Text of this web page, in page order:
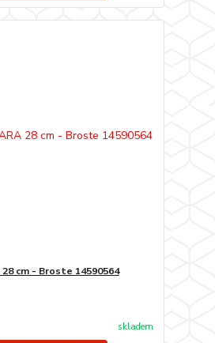
28 cm - Broste 14590564
skladem